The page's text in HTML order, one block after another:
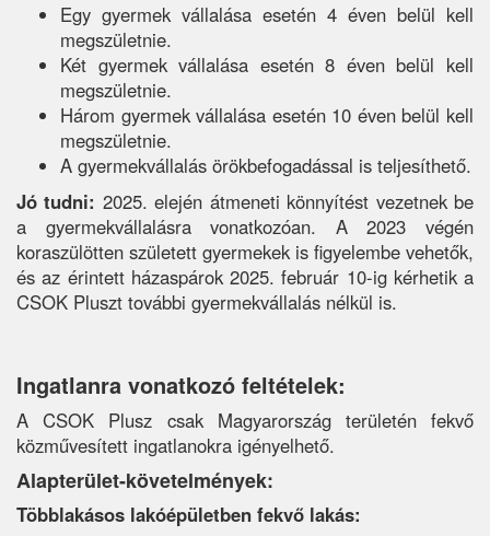
Egy gyermek vállalása esetén 4 éven belül kell
megszületnie.
Két gyermek vállalása esetén 8 éven belül kell
megszületnie.
Három gyermek vállalása esetén 10 éven belül kell
megszületnie.
A gyermekvállalás örökbefogadással is teljesíthető.
Jó tudni: 2025. elején átmeneti könnyítést vezetnek be
a gyermekvállalásra vonatkozóan. A 2023 végén
koraszülötten született gyermekek is figyelembe vehetők,
és az érintett házaspárok 2025. február 10-ig kérhetik a
CSOK Pluszt további gyermekvállalás nélkül is.
Ingatlanra vonatkozó feltételek:
A CSOK Plusz csak Magyarország területén fekvő
közművesített ingatlanokra igényelhető.
Alapterület-követelmények:
Többlakásos lakóépületben fekvő lakás: